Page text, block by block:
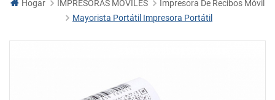
Hogar IMPRESORAS MÓVILES
Impresora De Recibos Móvil
Mayorista Portátil Impresora Portátil